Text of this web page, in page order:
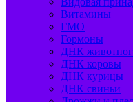
Витамины
ГМО
Гормоны
ДНК
ДНК коровы
ДНК курицы
ДНК свиньи